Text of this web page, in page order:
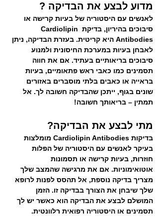
מדוע לבצע את הבדיקה ?
לאנשים עם היסטוריה של בעיות קרישה או
סיבוכים בהיריון, בדיקת Cardiolipin
Antibodies היא קריטית. בעזרת הבדיקה, ניתן
לאבחן בעיות במערכת החיסונית ולמנוע
סיבוכים בריאותיים בעתיד. אם את חווה
תסמינים כמו כאבי ראש פתאומיים, בעיות
בראייה או כאבים בלתי מוסברים באזורים
שונים בגוף, ייתכן שהבדיקה חשובה לך. אל
תמתין – בריאותך חשובה!
מתי לבצע את הבדיקה?
בדיקות Cardiolipin Antibodies מומלצות
בעיקר לאנשים עם היסטוריה של הפלות
חוזרות, בעיות קרישה או תסמונות
אוטואימוניות. אם את מרגישה שהמצב שלך
מצריך בדיקה נוספת, אל תהסס לפנות לרופא
שלך שיבחן את הצורך בבדיקה זו. הזמן
המושלם לבצע את הבדיקה הוא כאשר יש לך
תסמינים או היסטוריה רפואית רלוונטית.